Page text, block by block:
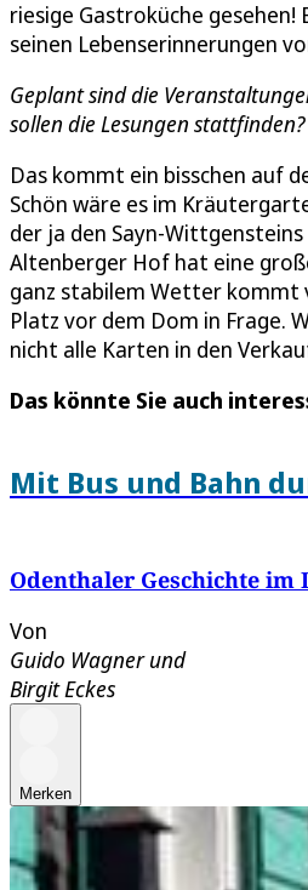
riesige Gastroküche gesehen!
seinen Lebenserinnerungen
Geplant sind die
sollen die Lesungen stattfinden?
Das kommt ein bisschen auf
Schön wäre es im
der ja den Sayn-
Altenberger Hof hat eine
ganz stabilem Wetter kommt
Platz vor dem Dom in Frage.
nicht alle Karten in den
Das könnte Sie auch
Mit Bus und Bahn
Odenthaler Geschichte im
Von
Guido Wagnerund
Birgit Eckes
Merken